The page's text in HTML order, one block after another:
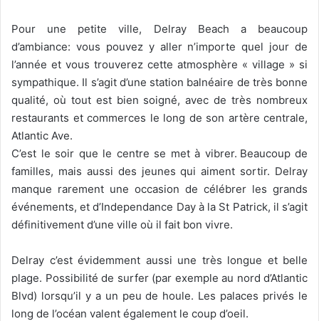
Pour une petite ville, Delray Beach a beaucoup
d’ambiance: vous pouvez y aller n’importe quel jour de
l’année et vous trouverez cette atmosphère « village » si
sympathique. Il s’agit d’une station balnéaire de très bonne
qualité, où tout est bien soigné, avec de très nombreux
restaurants et commerces le long de son artère centrale,
Atlantic Ave.
C’est le soir que le centre se met à vibrer. Beaucoup de
familles, mais aussi des jeunes qui aiment sortir. Delray
manque rarement une occasion de célébrer les grands
événements, et d’Independance Day à la St Patrick, il s’agit
définitivement d’une ville où il fait bon vivre.
Delray c’est évidemment aussi une très longue et belle
plage. Possibilité de surfer (par exemple au nord d’Atlantic
Blvd) lorsqu’il y a un peu de houle. Les palaces privés le
long de l’océan valent également le coup d’oeil.